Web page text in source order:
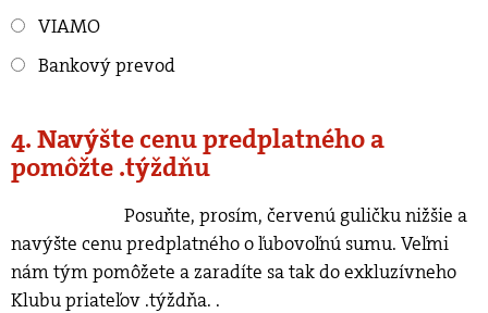
VIAMO
Bankový prevod
4. Navýšte cenu predplatného a
pomôžte .týždňu
navýšte cenu predplatného o ľubovoľnú sumu. Veľmi
nám tým pomôžete a zaradíte sa tak do exkluzívneho
Klubu priateľov .týždňa. .